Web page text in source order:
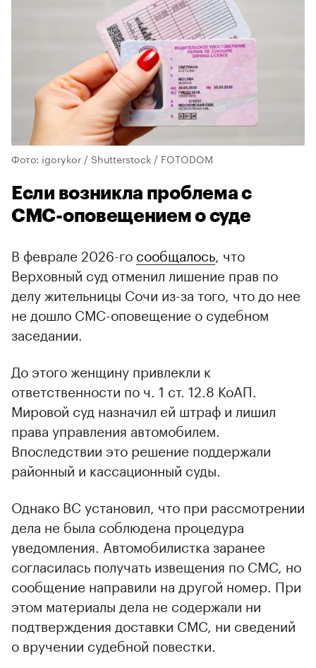
Фото: igorykor / Shutterstock / FOTODOM
Если возникла проблема с
СМС-оповещением о суде
В феврале 2026-го сообщалось , что
Верховный суд отменил лишение прав по
делу жительницы Сочи из-за того, что до нее
не дошло СМС-оповещение о судебном
заседании.
До этого женщину привлекли к
ответственности по ч. 1 ст. 12.8 КоАП.
Мировой суд назначил ей штраф и лишил
права управления автомобилем.
Впоследствии это решение поддержали
районный и кассационный суды.
Однако ВС установил, что при рассмотрении
дела не была соблюдена процедура
уведомления. Автомобилистка заранее
согласилась получать извещения по СМС, но
сообщение направили на другой номер. При
этом материалы дела не содержали ни
подтверждения доставки СМС, ни сведений
о вручении судебной повестки.